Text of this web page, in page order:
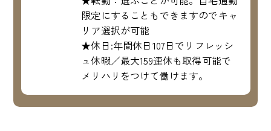
限定にすることもできますのでキャ
リア選択が可能
★休日:年間休日107日でリフレッシ
ュ休暇／最大159連休も取得可能で
メリハリをつけて働けます。